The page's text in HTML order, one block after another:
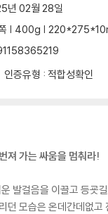
년 02월 28일
| 400g |
인증유형 : 적합성확인
져 가는 싸움을 멈춰라!
발걸음을 이끌고 등굣
던 모습은 온데간데없고